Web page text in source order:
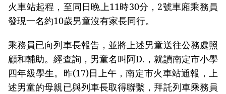
火車站起程，至同日晚上11時30分，2號車廂乘務員
發現一名約10歲男童沒有家長同行。
乘務員已向列車長報告，並將上述男童送往公務處照
顧和輔助。經查詢，男童名叫阿D.，就讀南定市小學
四年級學生。昨(17)日上午，南定市火車站通報，上
述男童的母親已與列車長取得聯繫，拜託列車乘務員